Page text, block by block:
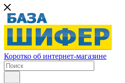
Коротко об интернет-магазине